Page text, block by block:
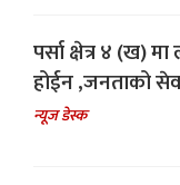
पर्सा क्षेत्र ४ (ख)
होईन ,जनताको
न्यूज डेस्क